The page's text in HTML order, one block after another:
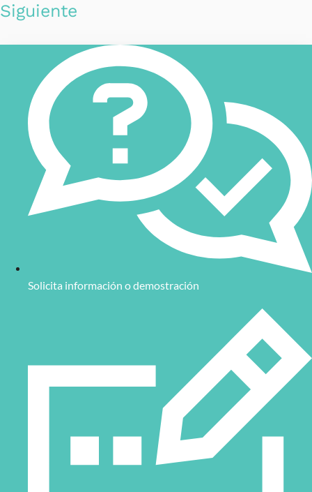
Siguiente
Solicita información o demostración